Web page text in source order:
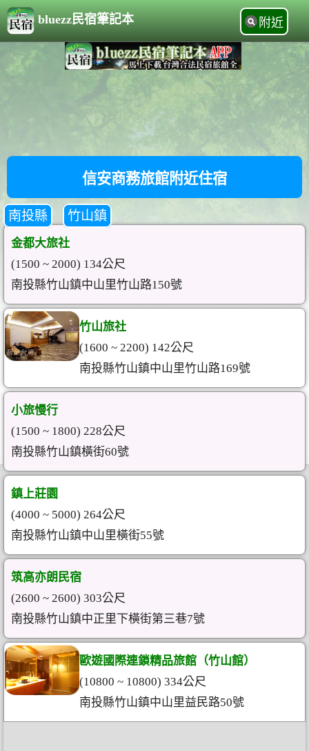
bluezz民宿筆記本 附近
信安商務旅館附近住宿
南投縣 竹山鎮
金都大旅社
(1500 ~ 2000) 134公尺
南投縣竹山鎮中山里竹山路150號
竹山旅社
(1600 ~ 2200) 142公尺
南投縣竹山鎮中山里竹山路169號
小旅慢行
(1500 ~ 1800) 228公尺
南投縣竹山鎮橫街60號
鎮上莊園
(4000 ~ 5000) 264公尺
南投縣竹山鎮中山里橫街55號
筑高亦朗民宿
(2600 ~ 2600) 303公尺
南投縣竹山鎮中正里下橫街第三巷7號
歐遊國際連鎖精品旅館（竹山館）
(10800 ~ 10800) 334公尺
南投縣竹山鎮中山里益民路50號